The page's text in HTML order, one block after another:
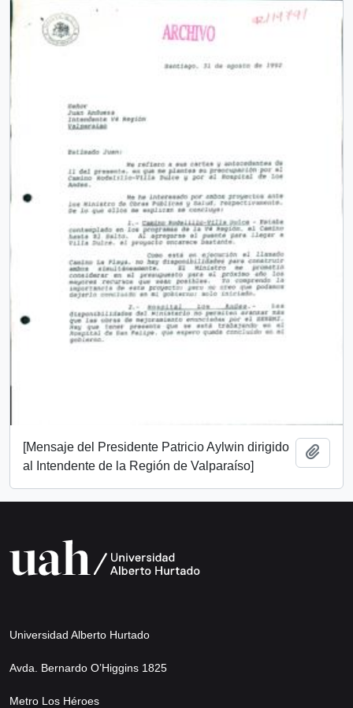
[Mensaje del Presidente Patricio Aylwin dirigido
al Intendente de la Región de Valparaíso]
Universidad Alberto Hurtado
Avda. Bernardo O’Higgins 1825
Metro Los Héroes